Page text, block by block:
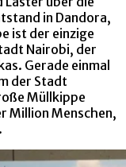
in Dandora,
ist der einzige
Nairobi, der
Gerade einmal
der Stadt
Müllkippe
Million Menschen,